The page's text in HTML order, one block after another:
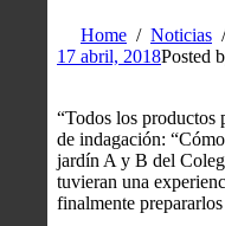
Home Noticias
17 abril, 2018Posted
“Todos los productos
de indagación:
jardín A y B del
tuvieran una
finalmente